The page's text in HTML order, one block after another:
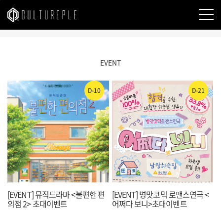
본문바로가기
EVENT
D-10
[EVENT] 뮤직드라마 <불편한 편
의점 2> 초대이벤트
D-21
[EVENT] 병맛코믹 로맨스연극 <
어쩌다 보니>초대이벤트